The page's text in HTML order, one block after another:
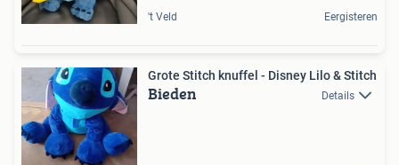
't Veld Eergisteren
Grote Stitch knuffel - Disney Lilo & Stitch
Bieden Details